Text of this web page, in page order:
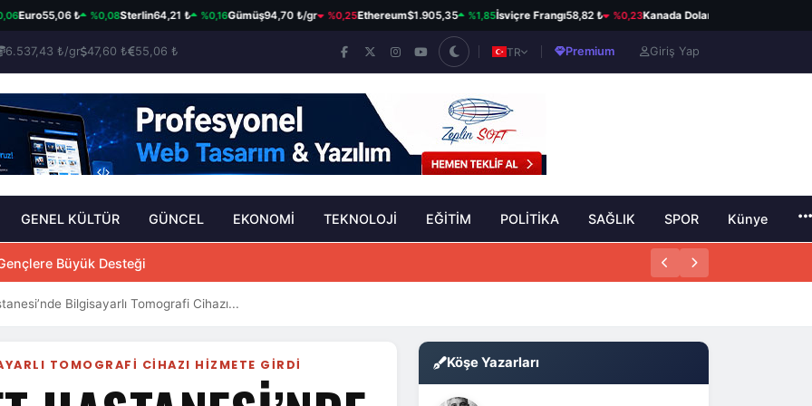
55,06 ₺ %0,08Sterlin64,21 ₺ %0,16 Gümüş94,70 ₺/gr %0,25Ethereum$1.905,35 %1,85İsviçre Frangı58,82 ₺ %0,23Kanada Doları33,98 ₺
6.537,43 ₺/gr 47,60 ₺ 55,06 ₺ TR Premium Giriş Yap
GENEL KÜLTÜR GÜNCEL EKONOMİ TEKNOLOJİ EĞİTİM POLİTİKA SAĞLIK SPOR Künye
AÇIKLANDI
Bilgisayarlı Tomografi Cihazı...
TOMOGRAFI CIHAZI HIZMETE GIRDI Köşe Yazarları